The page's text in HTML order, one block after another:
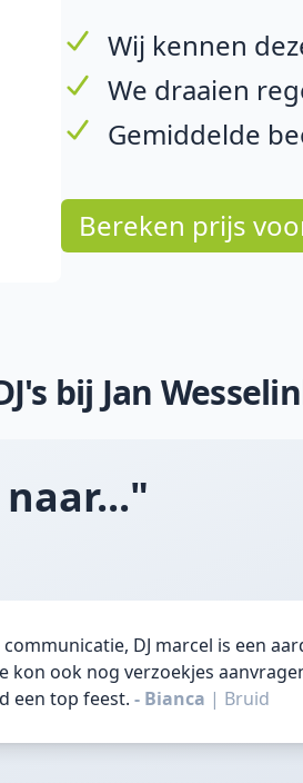
Wij kennen
We draaien
Gemiddelde
Bereken prijs
bij Jan
DJ marcel is een
kon ook nog verzoekjes
een top feest. - Bianca | Bruid